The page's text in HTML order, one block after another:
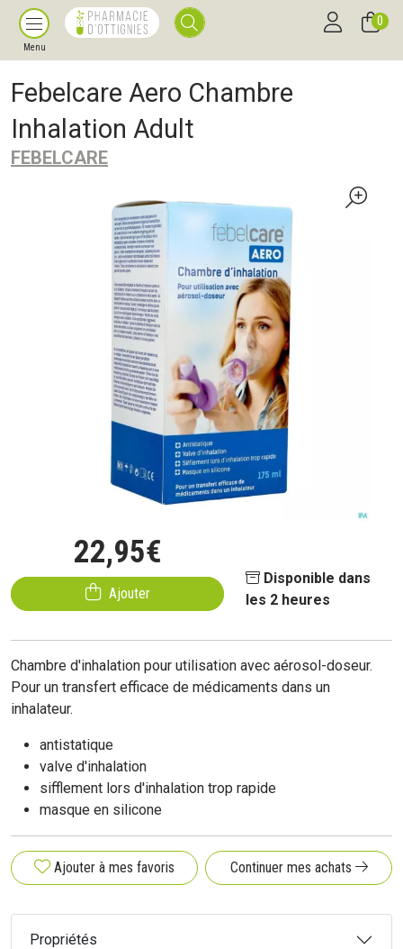
Menu
0
Febelcare Aero Chambre
Inhalation Adult
FEBELCARE
22,95€
Ajouter
Disponible dans
les 2 heures
Chambre d'inhalation pour utilisation avec aérosol-doseur.
Pour un transfert efficace de médicaments dans un
inhalateur.
antistatique
valve d'inhalation
sifflement lors d'inhalation trop rapide
masque en silicone
Ajouter à mes favoris Continuer mes achats
Propriétés